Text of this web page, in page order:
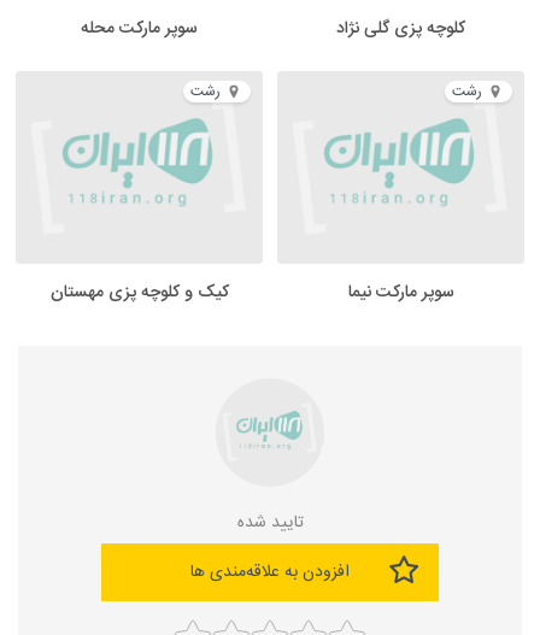
کلوچه پزی گلی نژاد سوپر مارکت محله
رشت
سوپر مارکت نیما
رشت
کیک و کلوچه پزی مهستان
تایید شده
افزودن به علاقه‌مندی ها